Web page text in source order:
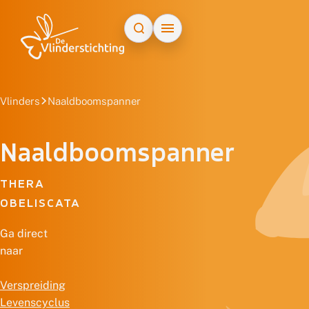
Vlinders Naaldboomspanner
Naaldboomspanner
THERA
OBELISCATA
Ga direct
naar
Verspreiding
Levenscyclus